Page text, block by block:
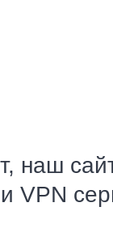
наш
VPN